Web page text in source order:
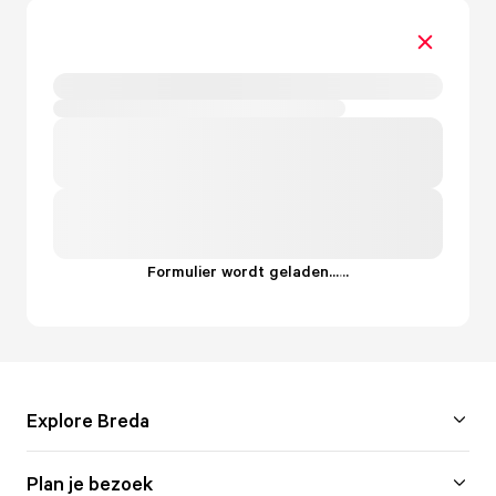
Formulier wordt geladen......
Explore Breda
Plan je bezoek